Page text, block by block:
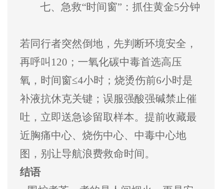
七、 急救“时间窗” ：抓住黄金5分钟
若同行者突然倒地，先判断环境安全，
再呼叫 120 ；一氧化碳中毒首选高压
氧，时间窗≤4小时；烧烫伤前6小时是
补液抗休克关键；误服强酸强碱禁止催
吐，立即送急诊留取样本。提前收藏最
近胸痛中心、烧伤中心、中毒中心地
图，别让导航浪费救命时间。
结语